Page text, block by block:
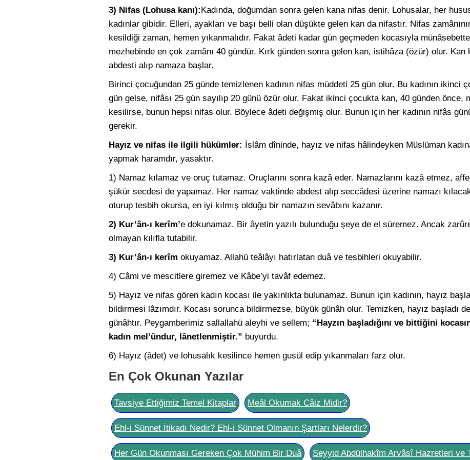
3) Nifas (Lohusa kanı):Kadında, doğumdan sonra gelen kana nifas denir. Lohusalar, her
kadınlar gibidir. Elleri, ayakları ve başı belli olan düşükte gelen kan da nifastır. Nifas
kesildiği zaman, hemen yıkanmalıdır. Fakat âdeti kadar gün geçmeden kocasıyla
mezhebinde en çok zamânı 40 gündür. Kırk günden sonra gelen kan, istihâza (özür) olur.
abdesti alıp namaza başlar.
Birinci çocuğundan 25 günde temizlenen kadının nifas müddeti 25 gün olur. Bu kadının ikinci
gün gelse, nifâsı 25 gün sayılıp 20 günü özür olur. Fakat ikinci çocukta kan, 40 günden önce,
kesilirse, bunun hepsi nifas olur. Böylece âdeti değişmiş olur. Bunun için her kadının nifâs
gerekir.
Hayız ve nifas ile ilgili hükümler: İslâm dîninde, hayız ve nifas hâlindeyken Müslüman
yapmak haramdır, yasaktır.
1) Namaz kılamaz ve oruç tutamaz. Oruçlarını sonra kazâ eder. Namazlarını kazâ etmez,
şükür secdesi de yapamaz. Her namaz vaktinde abdest alıp seccâdesi üzerine namazı
oturup tesbih okursa, en iyi kılmış olduğu bir namazın sevâbını kazanır.
2) Kur’ân-ı kerîm’e dokunamaz. Bir âyetin yazılı bulunduğu şeye de el süremez. Ancak
olmayan kılıfla tutabilir.
3) Kur’ân-ı kerîm okuyamaz. Allahü teâlâyı hatırlatan duâ ve tesbihleri okuyabilir.
4) Câmi ve mescitlere giremez ve Kâbe’yi tavâf edemez.
5) Hayız ve nifas gören kadın kocası ile yakınlıkta bulunamaz. Bunun için kadının, hayız
bildirmesi lâzımdır. Kocası sorunca bildirmezse, büyük günâh olur. Temizken, hayız başladı
günâhtır. Peygamberimiz sallallahü aleyhi ve sellem; “Hayzın başladığını ve bittiğini
kadın mel’ûndur, lânetlenmiştir.” buyurdu.
6) Hayız (âdet) ve lohusalık kesilince hemen gusül edip yıkanmaları farz olur.
En Çok Okunan Yazılar
Tavsiye Ettiğimiz Temel Kitaplar Meâl Okumak Câiz Midir?
Ehl-i Sünnet İtikadı Nedir? Ehl-i Sünnet Olmanın Şartları Nelerdir?
Her Gün Okunması Gereken Çok Mühim Bir Duâ Seyyid Abdülhakîm Arvâsî Hazretleri ve